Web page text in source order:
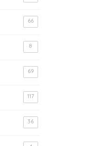
66
8
69
117
36